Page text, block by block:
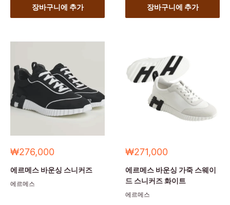
장바구니에 추가 장바구니에 추가
세
가
₩276,000
에르메스 바운싱 스니커즈
에르메스
세
가
₩271,000
에르메스 바운싱 가죽 스웨이
드 스니커즈 화이트
에르메스